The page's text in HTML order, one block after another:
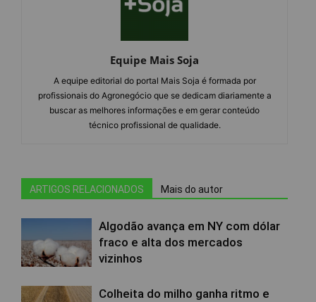
Equipe Mais Soja
A equipe editorial do portal Mais Soja é formada por
profissionais do Agronegócio que se dedicam diariamente a
buscar as melhores informações e em gerar conteúdo
técnico profissional de qualidade.
ARTIGOS RELACIONADOS Mais do autor
Algodão avança em NY com dólar
fraco e alta dos mercados
vizinhos
Colheita do milho ganha ritmo e